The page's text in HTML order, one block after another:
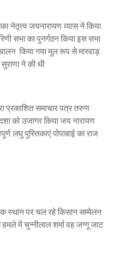
जयनारायण व्यास ने किया
सभा का पुनर्गठन किया इस सभा
किया गया मूल रूप से मारवाड़
ने की थी
प्रकाशित समाचार पत्र तरुण
को उजागर किया जय नारायण
लघु पुस्तिकाएं पोपाबाई का राज
स्थान पर चल रहे किसान सम्मेलन
हमले में चुन्नीलाल शर्मा वह जग्गू जाट